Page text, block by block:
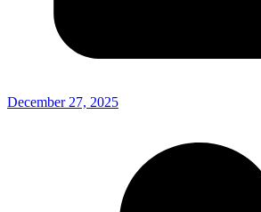
December 27, 2025